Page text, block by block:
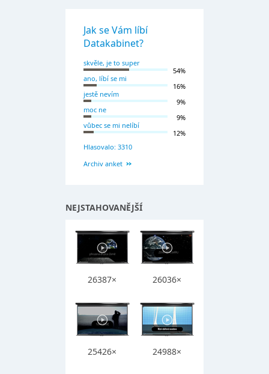
Jak se Vám líbí
Datakabinet?
skvěle, je to super
54%
ano, líbí se mi
16%
jestě nevím
9%
moc ne
9%
vůbec se mi nelíbí
12%
Hlasovalo: 3310
Archiv anket
NEJSTAHOVANĚJŠÍ
26387× 26036×
25426× 24988×